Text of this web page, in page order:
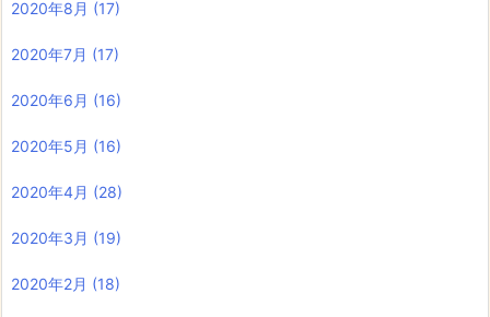
2020年8月 (17)
2020年7月 (17)
2020年6月 (16)
2020年5月 (16)
2020年4月 (28)
2020年3月 (19)
2020年2月 (18)